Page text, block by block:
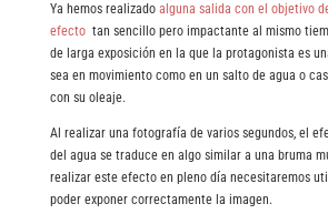
Ya hemos realizado alguna salida con el objetivo
efectotan sencillo pero impactante al mismo
de larga exposición en la que la protagonista es
sea en movimiento como en un salto de agua o
con su oleaje.
Al realizar una fotografía de varios segundos, el
del agua se traduce en algo similar a una bruma
realizar este efecto en pleno día necesitaremos
poder exponer correctamente la imagen.